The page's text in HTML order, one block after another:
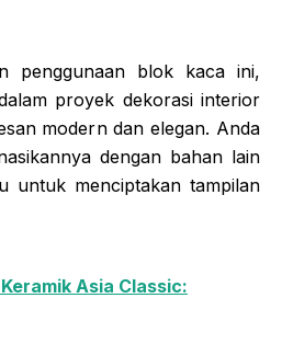
penggunaan blok kaca ini,
proyek dekorasi interior
modern dan elegan. Anda
dengan bahan lain
untuk menciptakan tampilan
Asia Classic: